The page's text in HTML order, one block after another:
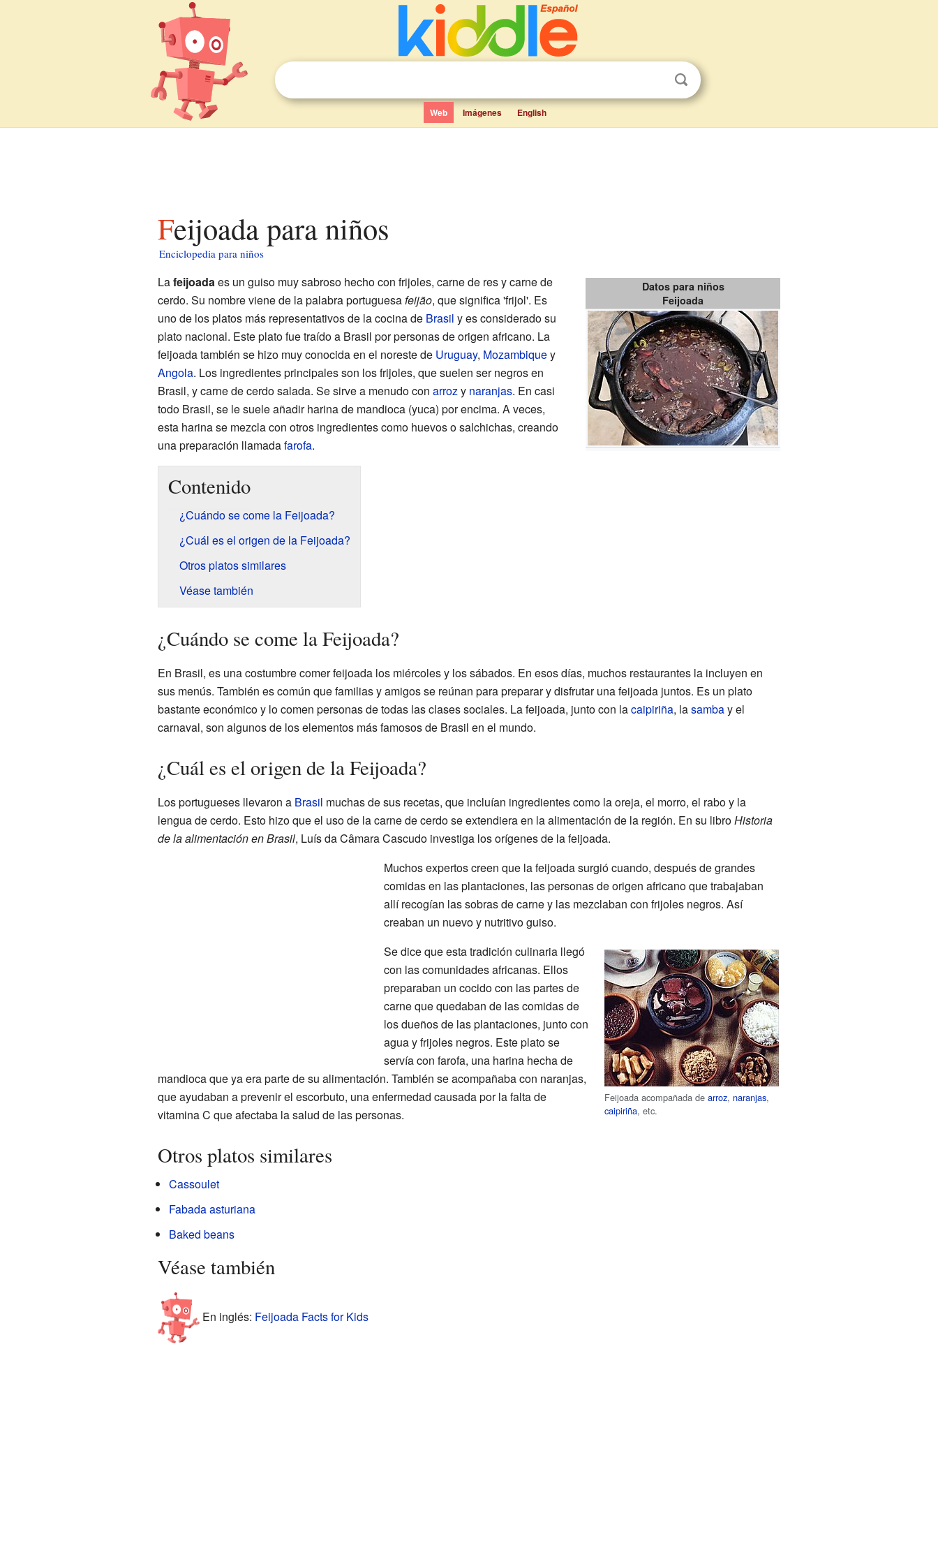
Web Imágenes English
Feijoada para niños
Enciclopedia para niños
Datos para niños
Feijoada
Lafeijoadaes un guiso muy sabroso hecho con frijoles, carne de res y carne de
cerdo. Su nombre viene de la palabra portuguesafeijão, que significa 'frijol'. Es
uno de los platos más representativos de la cocina de Brasil y es considerado su
plato nacional. Este plato fue traído a Brasil por personas de origen africano. La
feijoada también se hizo muy conocida en el noreste de Uruguay, Mozambiquey
Angola. Los ingredientes principales son los frijoles, que suelen ser negros en
Brasil, y carne de cerdo salada. Se sirve a menudo con arrozy naranjas. En casi
todo Brasil, se le suele añadir harina de mandioca (yuca) por encima. A veces,
esta harina se mezcla con otros ingredientes como huevos o salchichas, creando
una preparación llamadafarofa.
Contenido
¿Cuándo se come la Feijoada?
¿Cuál es el origen de la Feijoada?
Otros platos similares
Véase también
¿Cuándo se come la Feijoada?
En Brasil, es una costumbre comer feijoada los miércoles y los sábados. En esos días, muchos restaurantes la incluyen en
sus menús. También es común que familias y amigos se reúnan para preparar y disfrutar una feijoada juntos. Es un plato
bastante económico y lo comen personas de todas las clases sociales. La feijoada, junto con lacaipiriña, lasambay el
carnaval, son algunos de los elementos más famosos de Brasil en el mundo.
¿Cuál es el origen de la Feijoada?
Los portugueses llevaron a Brasil muchas de sus recetas, que incluían ingredientes como la oreja, el morro, el rabo y la
lengua de cerdo. Esto hizo que el uso de la carne de cerdo se extendiera en la alimentación de la región. En su libroHistoria
de la alimentación en Brasil, Luís da Câmara Cascudo investiga los orígenes de la feijoada.
Muchos expertos creen que la feijoada surgió cuando, después de grandes
comidas en las plantaciones, las personas de origen africano que trabajaban
allí recogían las sobras de carne y las mezclaban con frijoles negros. Así
creaban un nuevo y nutritivo guiso.
Feijoada acompañada dearroz,naranjas,
caipiriña, etc.
Se dice que esta tradición culinaria llegó
con las comunidades africanas. Ellos
preparaban un cocido con las partes de
carne que quedaban de las comidas de
los dueños de las plantaciones, junto con
agua y frijoles negros. Este plato se
servía con farofa, una harina hecha de
mandioca que ya era parte de su alimentación. También se acompañaba con naranjas,
que ayudaban a prevenir el escorbuto, una enfermedad causada por la falta de
vitamina C que afectaba la salud de las personas.
Otros platos similares
Cassoulet
Fabada asturiana
Baked beans
Véase también
En inglés: Feijoada Facts for Kids